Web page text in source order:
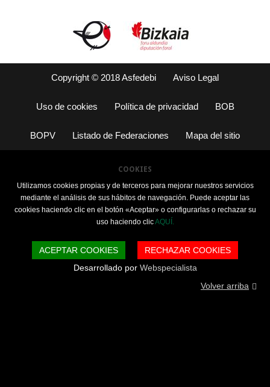
Copyright © 2018 Asfedebi Aviso Legal
Uso de cookies Política de privacidad BOB
BOPV Listado de Federaciones Mapa del sitio
COOKIES
Utilizamos cookies propias y de terceros para mejorar nuestros servicios
mediante el análisis de sus hábitos de navegación. Puede aceptar las
cookies haciendo clic en el botón «Aceptar» o configurarlas o rechazar su
uso haciendo clicAQUÍ.
ACEPTAR COOKIES
RECHAZAR COOKIES
Desarrollado por Webspecialista
Volver arriba